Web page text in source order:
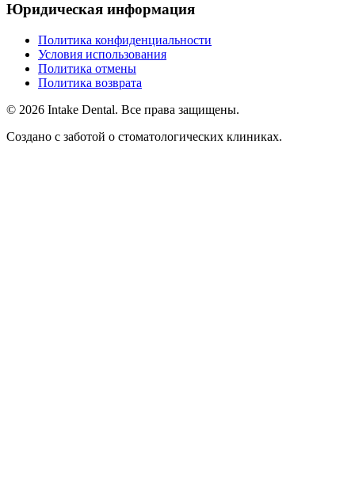
Юридическая информация
Политика конфиденциальности
Условия использования
Политика отмены
Политика возврата
© 2026 Intake Dental. Все права защищены.
Создано с заботой о стоматологических клиниках.